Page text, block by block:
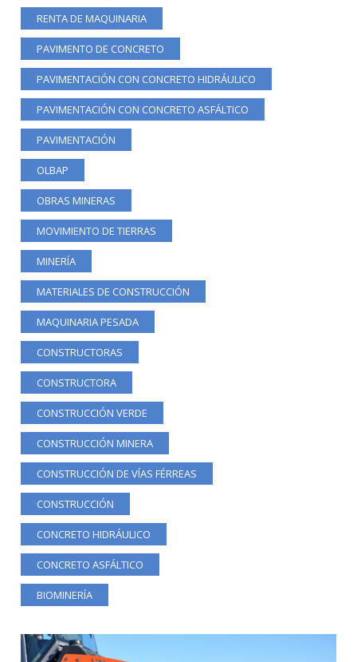
RENTA DE MAQUINARIA
PAVIMENTO DE CONCRETO
PAVIMENTACIÓN CON CONCRETO HIDRÁULICO
PAVIMENTACIÓN CON CONCRETO ASFÁLTICO
PAVIMENTACIÓN
OLBAP
OBRAS MINERAS
MOVIMIENTO DE TIERRAS
MINERÍA
MATERIALES DE CONSTRUCCIÓN
MAQUINARIA PESADA
CONSTRUCTORAS
CONSTRUCTORA
CONSTRUCCIÓN VERDE
CONSTRUCCIÓN MINERA
CONSTRUCCIÓN DE VÍAS FÉRREAS
CONSTRUCCIÓN
CONCRETO HIDRÁULICO
CONCRETO ASFÁLTICO
BIOMINERÍA